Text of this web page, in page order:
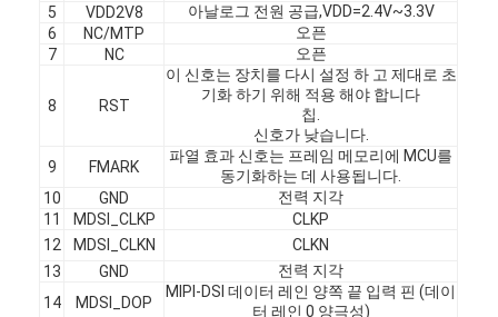
뉴스
TFT LCD 디스플레이
IPS TFT LCD 디스플레이
5
VDD2V8
아날로그 전원 공급,VDD=2.4V~3.3V
6
NC/MTP
오픈
7
NC 오픈
8 RST
이 신호는 장치를 다시 설정 하 고 제대로 초
기화 하기 위해 적용 해야 합니다
칩.
신호가 낮습니다.
9
FMARK
파열 효과 신호는 프레임 메모리에 MCU를
동기화하는 데 사용됩니다.
10
GND
전력 지각
11
MDSI_CLKP
CLKP
12
MDSI_CLKN
CLKN
13
GND
전력 지각
14
MDSI_DOP
MIPI-DSI 데이터 레인 양쪽 끝 입력 핀 (데이
터 레인 0 양극성)